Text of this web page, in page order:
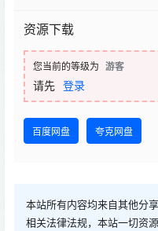
资源下载
您当前的等级为 游客
请先 登录
百度网盘 夸克网盘
本站所有内容均来自其他分
相关法律法规，本站一切资